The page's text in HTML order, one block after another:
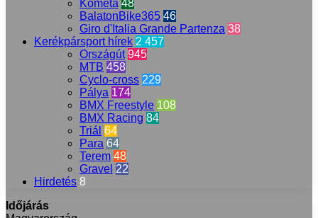
Kometa 48
BalatonBike365 46
Giro d'Italia Grande Partenza 38
Kerékpársport hírek 2 457
Országút 945
MTB 458
Cyclo-cross 229
Pálya 174
BMX Freestyle 108
BMX Racing 84
Triál 64
Para 64
Terem 48
Gravel 22
Hirdetés 8
Időjárás